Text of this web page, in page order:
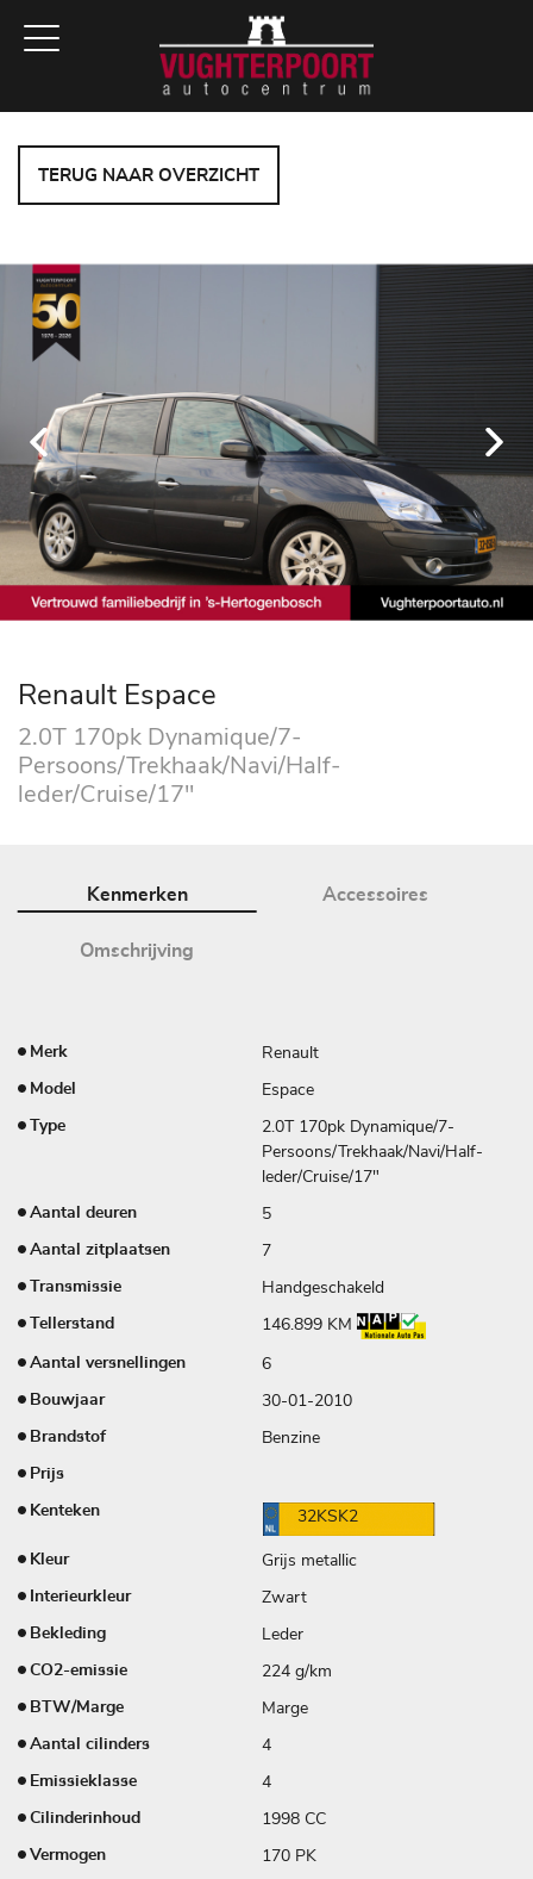
TERUG NAAR OVERZICHT
Renault Espace
2.0T 170pk Dynamique/7-
Persoons/Trekhaak/Navi/Half-
leder/Cruise/17"
Kenmerken Accessoires
Omschrijving
Merk Renault
Model Espace
Type
2.0T 170pk Dynamique/7-
Persoons/Trekhaak/Navi/Half-
leder/Cruise/17"
Aantal deuren 5
Aantal zitplaatsen 7
Transmissie Handgeschakeld
Tellerstand 146.899 KM
Aantal versnellingen 6
Bouwjaar 30-01-2010
Brandstof Benzine
Prijs
Kenteken 32KSK2
Kleur Grijs metallic
Interieurkleur Zwart
Bekleding Leder
CO2-emissie 224 g/km
BTW/Marge Marge
Aantal cilinders 4
Emissieklasse 4
Cilinderinhoud 1998 CC
Vermogen 170 PK